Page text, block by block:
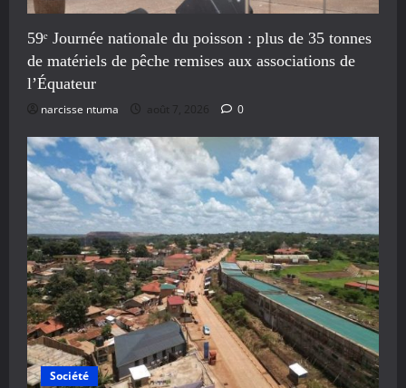
59ᵉ Journée nationale du poisson : plus de 35 tonnes
de matériels de pêche remises aux associations de
l’Équateur
narcisse ntuma août 7, 2026 0
Société